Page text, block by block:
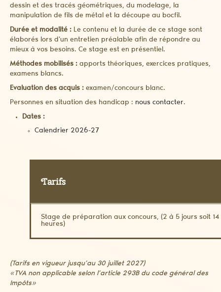
dessin et des tracés géométriques, du modelage, la
manipulation de fils de métal et la découpe au bocfil.
Durée et modalité : Le contenu et la durée de ce stage sont
élaborés lors d'un entretien préalable afin de répondre au
mieux à vos besoins. Ce stage est en présentiel.
Méthodes mobilisés : apports théoriques, exercices pratiques,
examens blancs.
Evaluation des acquis : examen/concours blanc.
Personnes en situation des handicap : nous contacter.
Dates :
Calendrier 2026-27
Tarifs
Stage de préparation aux concours, (2 à 5 jours soit 14
heures)
(Tarifs en vigueur jusqu’au 30 juillet 2027)
«TVA non applicable selon l’article 293B du code général des
Impôts»